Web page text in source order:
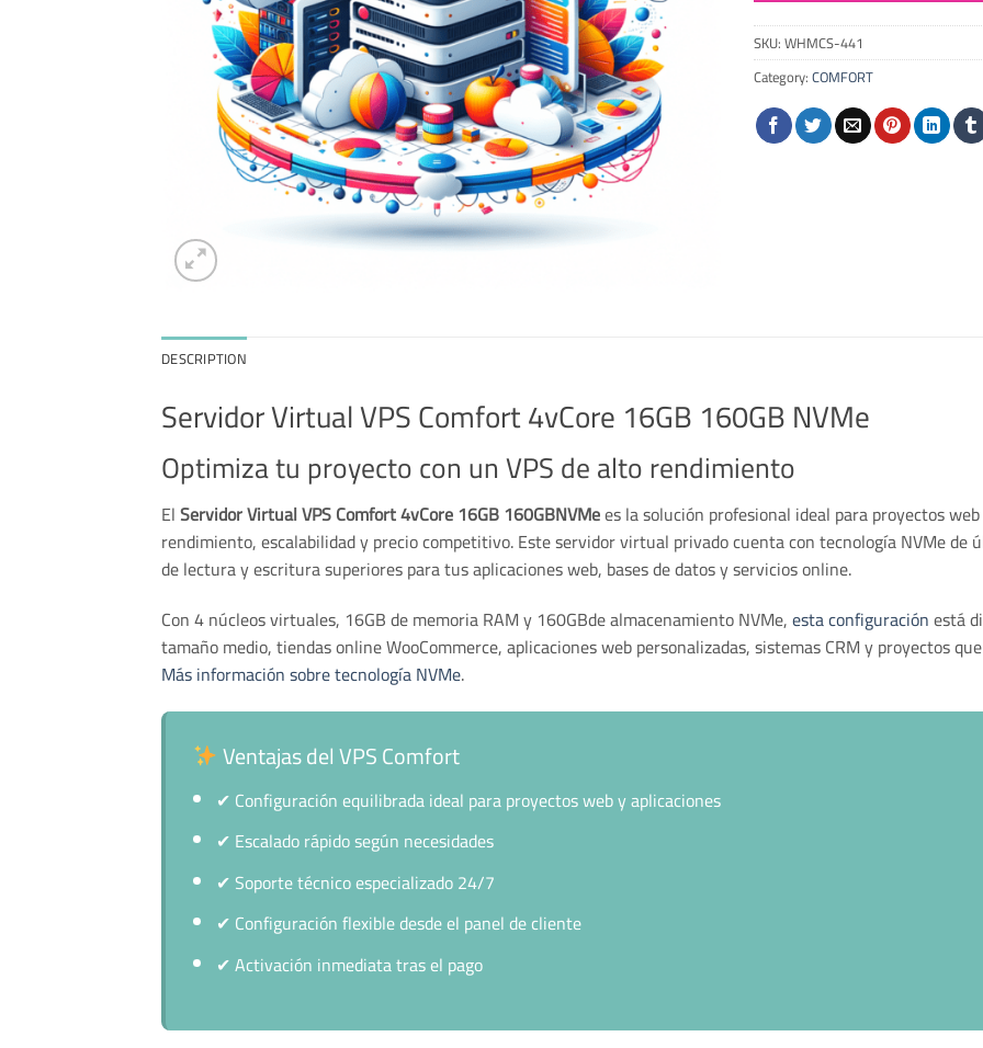
SKU:WHMCS-441
Category:COMFORT
DESCRIPTION
Servidor Virtual VPS Comfort 4vCore 16GB 160GB NVMe
Optimiza tu proyecto con un VPS de alto rendimiento
ElServidor Virtual VPS Comfort 4vCore 16GB 160GBNVMees la solución profesional ideal para proyectos
rendimiento, escalabilidad y precio competitivo. Este servidor virtual privado cuenta con tecnología NVMe de
de lectura y escritura superiores para tus aplicaciones web, bases de datos y servicios online.
Con 4 núcleos virtuales, 16GB de memoria RAM y 160GBde almacenamiento NVMe,esta configuraciónestá
tamaño medio, tiendas online WooCommerce, aplicaciones web personalizadas, sistemas CRM y proyectos
Más información sobre tecnología NVMe.
Ventajas del VPS Comfort
✔ Configuración equilibrada ideal para proyectos web y aplicaciones
✔ Escalado rápido según necesidades
✔Soporte técnico especializado 24/7
✔ Configuración flexible desde el panel de cliente
✔Activación inmediata tras el pago